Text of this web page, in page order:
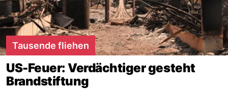
Tausende fliehen
US-Feuer: Verdächtiger gesteht
Brandstiftung